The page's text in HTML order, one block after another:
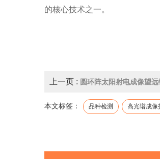
的核心技术之一。
上一页 : 圆环阵太阳射电成像望
本文标签： 品种检测 高光谱成像